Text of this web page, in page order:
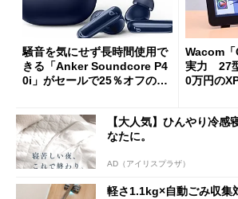
騒音を気にせず長時間使用で
きる「Anker Soundcore P4
0i」がセールで25％オフの59
Wacom
実力 27
0万円の
【大人気】ひんやり冷感
なたに。
AD（アイリスプラザ）
軽さ1.1kg×自動ごみ収集